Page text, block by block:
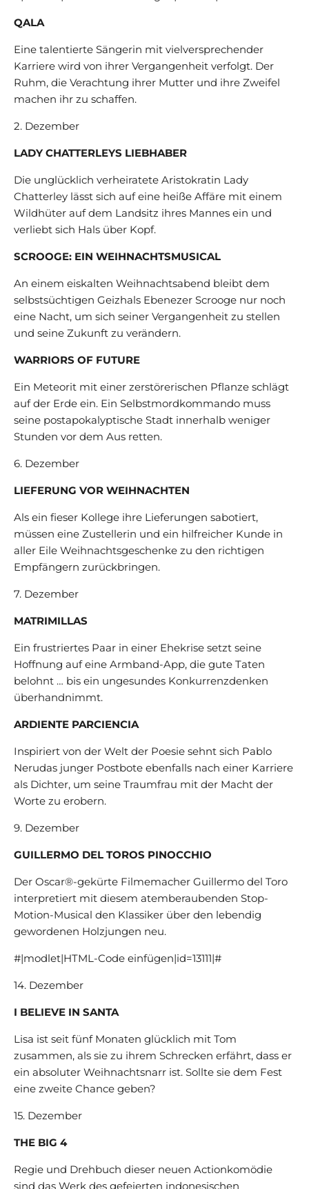
QALA
Eine talentierte Sängerin mit vielversprechender
Karriere wird von ihrer Vergangenheit verfolgt. Der
Ruhm, die Verachtung ihrer Mutter und ihre Zweifel
machen ihr zu schaffen.
2. Dezember
LADY CHATTERLEYS LIEBHABER
Die unglücklich verheiratete Aristokratin Lady
Chatterley lässt sich auf eine heiße Affäre mit einem
Wildhüter auf dem Landsitz ihres Mannes ein und
verliebt sich Hals über Kopf.
SCROOGE: EIN WEIHNACHTSMUSICAL
An einem eiskalten Weihnachtsabend bleibt dem
selbstsüchtigen Geizhals Ebenezer Scrooge nur noch
eine Nacht, um sich seiner Vergangenheit zu stellen
und seine Zukunft zu verändern.
WARRIORS OF FUTURE
Ein Meteorit mit einer zerstörerischen Pflanze schlägt
auf der Erde ein. Ein Selbstmordkommando muss
seine postapokalyptische Stadt innerhalb weniger
Stunden vor dem Aus retten.
6. Dezember
LIEFERUNG VOR WEIHNACHTEN
Als ein fieser Kollege ihre Lieferungen sabotiert,
müssen eine Zustellerin und ein hilfreicher Kunde in
aller Eile Weihnachtsgeschenke zu den richtigen
Empfängern zurückbringen.
7. Dezember
MATRIMILLAS
Ein frustriertes Paar in einer Ehekrise setzt seine
Hoffnung auf eine Armband-App, die gute Taten
belohnt … bis ein ungesundes Konkurrenzdenken
überhandnimmt.
ARDIENTE PARCIENCIA
Inspiriert von der Welt der Poesie sehnt sich Pablo
Nerudas junger Postbote ebenfalls nach einer Karriere
als Dichter, um seine Traumfrau mit der Macht der
Worte zu erobern.
9. Dezember
GUILLERMO DEL TOROS PINOCCHIO
Der Oscar®-gekürte Filmemacher Guillermo del Toro
interpretiert mit diesem atemberaubenden Stop-
Motion-Musical den Klassiker über den lebendig
gewordenen Holzjungen neu.
#|modlet|HTML-Code einfügen|id=13111|#
14. Dezember
I BELIEVE IN SANTA
Lisa ist seit fünf Monaten glücklich mit Tom
zusammen, als sie zu ihrem Schrecken erfährt, dass er
ein absoluter Weihnachtsnarr ist. Sollte sie dem Fest
eine zweite Chance geben?
15. Dezember
THE BIG 4
Regie und Drehbuch dieser neuen Actionkomödie
sind das Werk des gefeierten indonesischen